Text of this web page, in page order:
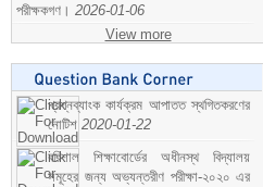
পরীক্ষকগণ। 2026-01-06
View more
প্রশ্নব্যাংক কার্যক্রম আপাতত স্থগিতকরণের
নোটিশ 2020-01-22
বরিশাল শিক্ষাবোর্ডের অধীনস্থ বিদ্যালয়
সমূহের জন্য অভ্যন্তরীণ পরীক্ষা-২০২০ এর